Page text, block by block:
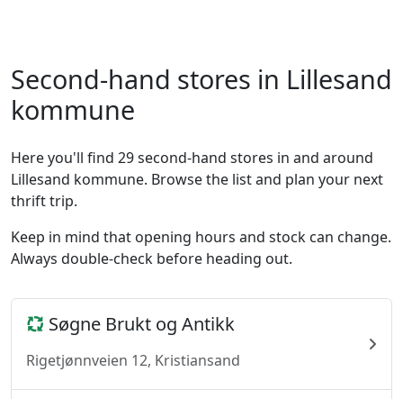
Second-hand stores in Lillesand
kommune
Here you'll find 29 second-hand stores in and around
Lillesand kommune. Browse the list and plan your next
thrift trip.
Keep in mind that opening hours and stock can change.
Always double-check before heading out.
Søgne Brukt og Antikk
Rigetjønnveien 12, Kristiansand